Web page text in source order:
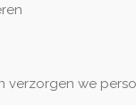
verzorgen we